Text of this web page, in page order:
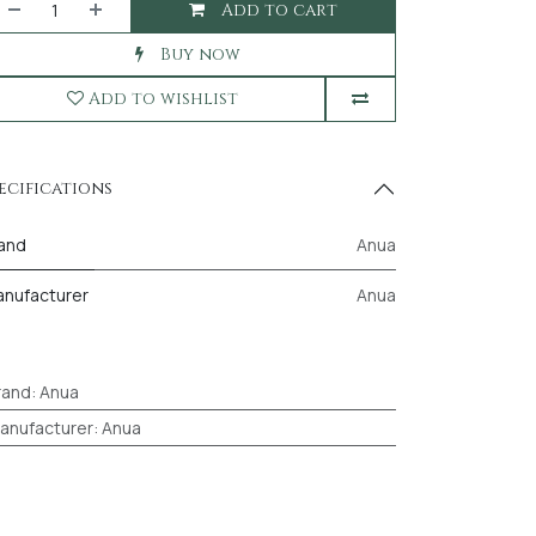
Add to cart
Buy now
Add to wishlist
Anua
Anua
:Anua
:Anua